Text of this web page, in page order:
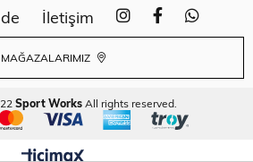
İletişim
MAĞAZALARIMIZ
Sport Works All rights reserved.